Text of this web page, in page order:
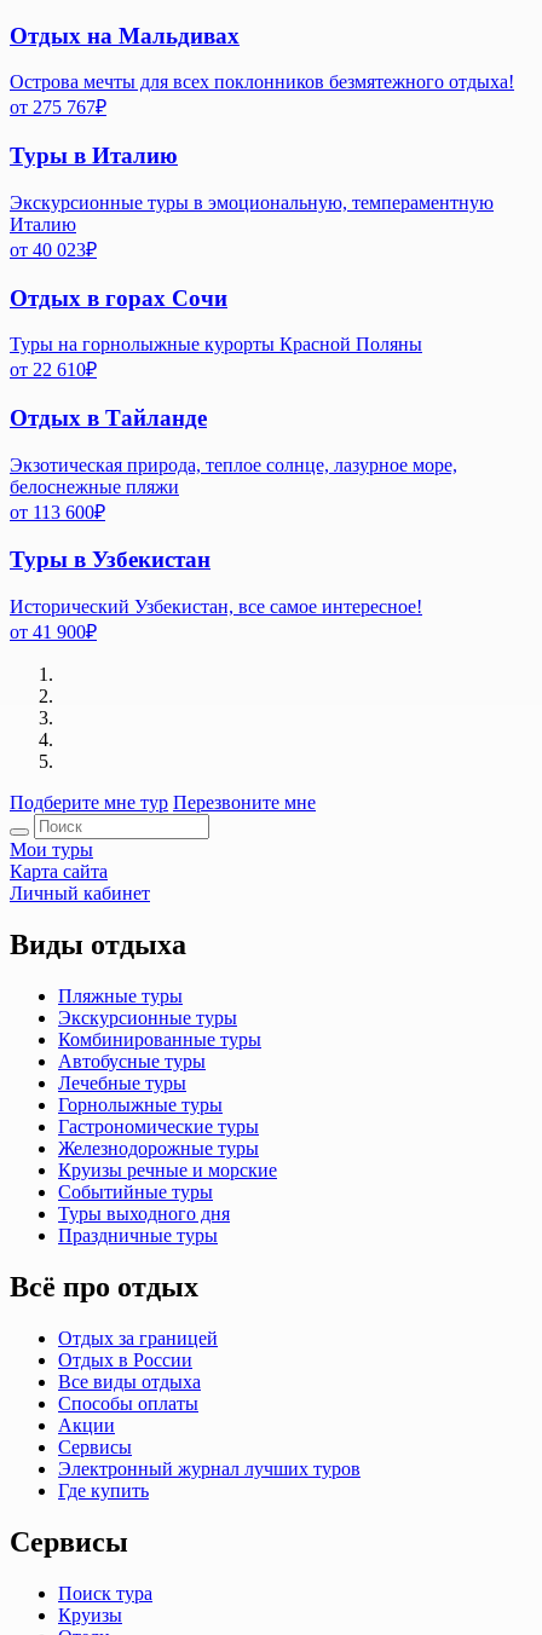
Отдых на Мальдивах
Острова мечты для всех поклонников безмятежного отдыха!
от 275 767₽
Туры в Италию
Экскурсионные туры в эмоциональную, темпераментную
Италию
от 40 023₽
Отдых в горах Сочи
Туры на горнолыжные курорты Красной Поляны
от 22 610₽
Отдых в Тайланде
Экзотическая природа, теплое солнце, лазурное море,
белоснежные пляжи
от 113 600₽
Туры в Узбекистан
Исторический Узбекистан, все самое интересное!
от 41 900₽
Подберите мне тур Перезвоните мне
Мои туры
Карта сайта
Личный кабинет
Виды отдыха
Пляжные туры
Экскурсионные туры
Комбинированные туры
Автобусные туры
Лечебные туры
Горнолыжные туры
Гастрономические туры
Железнодорожные туры
Круизы речные и морские
Событийные туры
Туры выходного дня
Праздничные туры
Всё про отдых
Отдых за границей
Отдых в России
Все виды отдыха
Способы оплаты
Акции
Сервисы
Электронный журнал лучших туров
Где купить
Сервисы
Поиск тура
Круизы